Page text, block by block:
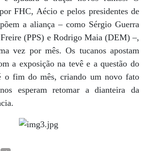
FHC, Aécio e pelos presidentes de
a aliança – como Sérgio Guerra
(PPS) e Rodrigo Maia (DEM) –,
vez por mês. Os tucanos apostam
a exposição na tevê e a questão do
o fim do mês, criando um novo fato
esperam retomar a dianteira da